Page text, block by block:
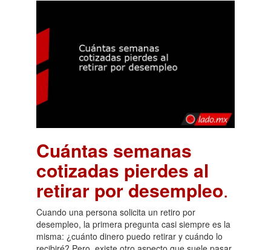
Cuántas semanas
cotizadas pierdes al
retirar por desempleo.
Cuando una persona solicita un retiro por
desempleo, la primera pregunta casi siempre es la
misma: ¿cuánto dinero puedo retirar y cuándo lo